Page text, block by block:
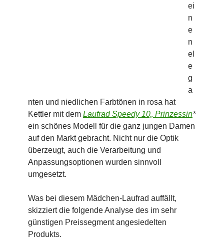
ei
n
e
n
el
e
g
a
nten und niedlichen Farbtönen in rosa hat
Kettler mit dem Laufrad Speedy 10„ Prinzessin*
ein schönes Modell für die ganz jungen Damen
auf den Markt gebracht. Nicht nur die Optik
überzeugt, auch die Verarbeitung und
Anpassungsoptionen wurden sinnvoll
umgesetzt.
Was bei diesem Mädchen-Laufrad auffällt,
skizziert die folgende Analyse des im sehr
günstigen Preissegment angesiedelten
Produkts.